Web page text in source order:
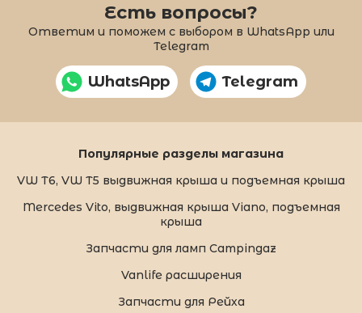
Есть вопросы?
Ответим и поможем с выбором в WhatsApp или
Telegram
WhatsApp Telegram
Популярные разделы магазина
VW T6, VW T5 выдвижная крыша и подъемная крыша
Mercedes Vito, выдвижная крыша Viano, подъемная
крыша
Запчасти для ламп Campingaz
Vanlife расширения
Запчасти для Рейха